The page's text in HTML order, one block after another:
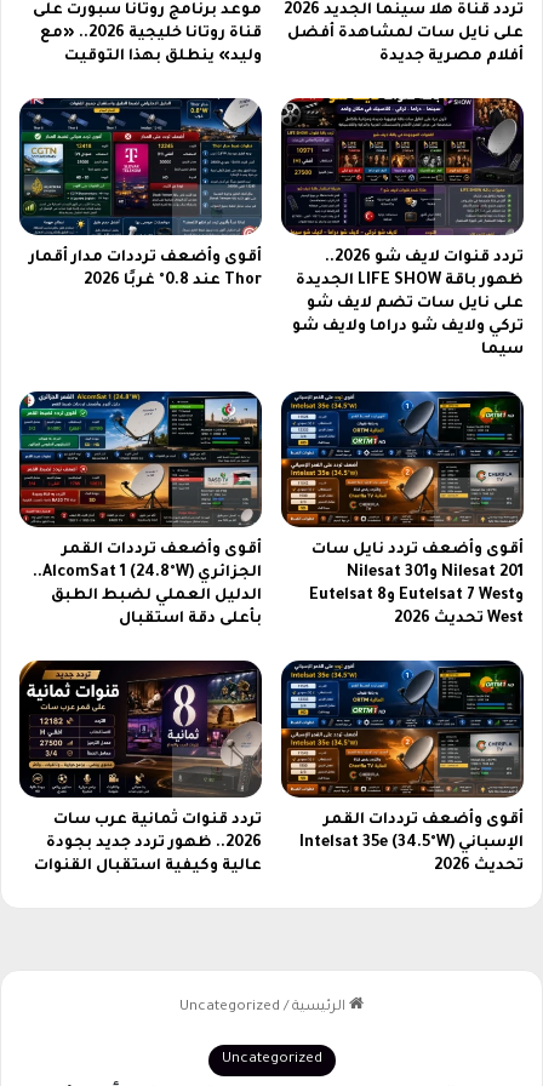
a
ج
ا
ا
ك
س
ي
و
ك
3
أ
ا
ف
ي
ل
س
ع
و
د
ة
تردد قناة هلا سينما الجديد 2026
على نايل سات لمشاهدة أفضل
أفلام مصرية جديدة
موعد برنامج روتانا سبورت على
قناة روتانا خليجية 2026.. «مع
وليد» ينطلق بهذا التوقيت
تردد قنوات لايف شو 2026..
ظهور باقة LIFE SHOW الجديدة
على نايل سات تضم لايف شو
تركي ولايف شو دراما ولايف شو
سيما
أقوى وأضعف ترددات مدار أقمار
Thor عند 0.8° غربًا 2026
أقوى وأضعف تردد نايل سات
Nilesat 201 وNilesat 301
وEutelsat 7 West وEutelsat 8
West تحديث 2026
أقوى وأضعف ترددات القمر
الجزائري AlcomSat 1 (24.8°W)..
الدليل العملي لضبط الطبق
بأعلى دقة استقبال
أقوى وأضعف ترددات القمر
الإسباني Intelsat 35e (34.5°W)
تحديث 2026
تردد قنوات ثمانية عرب سات
2026.. ظهور تردد جديد بجودة
عالية وكيفية استقبال القنوات